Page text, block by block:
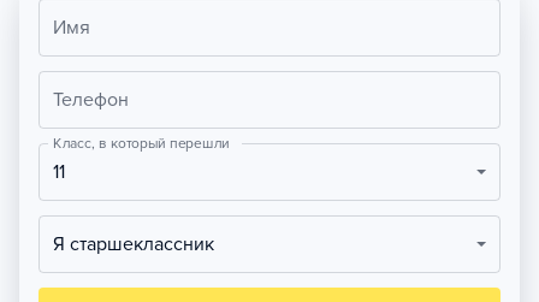
Имя
Телефон
Класс, в который перешли
11
Я старшеклассник